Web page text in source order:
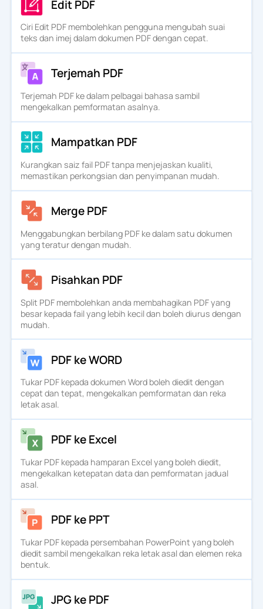
Edit PDF
Ciri Edit PDF membolehkan pengguna mengubah suai
teks dan imej dalam dokumen PDF dengan cepat.
Terjemah PDF
Terjemah PDF ke dalam pelbagai bahasa sambil
mengekalkan pemformatan asalnya.
Mampatkan PDF
Kurangkan saiz fail PDF tanpa menjejaskan kualiti,
memastikan perkongsian dan penyimpanan mudah.
Merge PDF
Menggabungkan berbilang PDF ke dalam satu dokumen
yang teratur dengan mudah.
Pisahkan PDF
Split PDF membolehkan anda membahagikan PDF yang
besar kepada fail yang lebih kecil dan boleh diurus dengan
mudah.
PDF ke WORD
Tukar PDF kepada dokumen Word boleh diedit dengan
cepat dan tepat, mengekalkan pemformatan dan reka
letak asal.
PDF ke Excel
Tukar PDF kepada hamparan Excel yang boleh diedit,
mengekalkan ketepatan data dan pemformatan jadual
asal.
PDF ke PPT
Tukar PDF kepada persembahan PowerPoint yang boleh
diedit sambil mengekalkan reka letak asal dan elemen reka
bentuk.
JPG ke PDF